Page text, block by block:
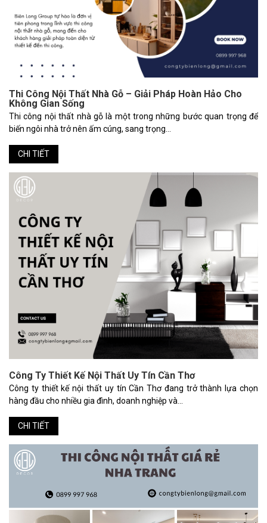
Thi Công Nội Thất Nhà Gỗ – Giải Pháp Hoàn Hảo Cho
Không Gian Sống
Thi công nội thất nhà gỗ là một trong những bước quan trọng để
biến ngôi nhà trở nên ấm cúng, sang trọng...
CHI TIẾT
Công Ty Thiết Kế Nội Thất Uy Tín Cần Thơ
Công ty thiết kế nội thất uy tín Cần Thơ đang trở thành lựa chọn
hàng đầu cho nhiều gia đình, doanh nghiệp và...
CHI TIẾT